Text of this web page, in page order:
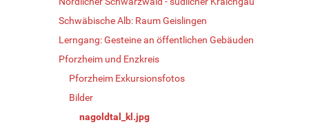
Schwäbische Alb: Raum Geislingen
Lerngang: Gesteine an öffentlichen Gebäuden
Pforzheim und Enzkreis
Pforzheim Exkursionsfotos
Bilder
nagoldtal_kl.jpg